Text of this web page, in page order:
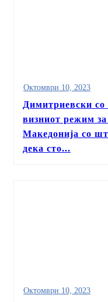
Октомври 10, 2023
Димитриевски
визниот режим
Македонија со
дека сто...
Октомври 10, 2023